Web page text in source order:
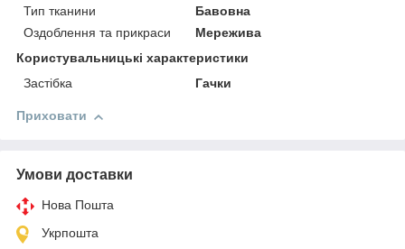
Тип тканини
Бавовна
Оздоблення та прикраси
Мережива
Користувальницькі характеристики
Застібка
Гачки
Приховати
Умови доставки
Нова Пошта
Укрпошта